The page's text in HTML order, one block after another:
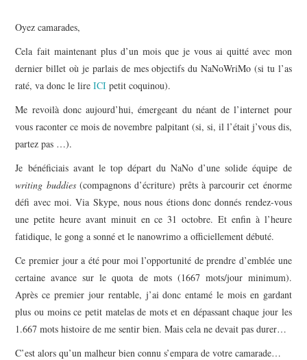
Oyez camarades,
Cela fait maintenant plus d’un mois que je vous ai quitté avec mon
dernier billet où je parlais de mes objectifs du NaNoWriMo (si tu l’as
raté, va donc le lireICI petit coquinou).
Me revoilà donc aujourd’hui, émergeant du néant de l’internet pour
vous raconter ce mois de novembre palpitant (si, si, il l’était j’vous dis,
partez pas …).
Je bénéficiais avant le top départ du NaNo d’une solide équipe de
writing buddies(compagnons d’écriture) prêts à parcourir cet énorme
défi avec moi. Via Skype, nous nous étions donc donnés rendez-vous
une petite heure avant minuit en ce 31 octobre. Et enfin à l’heure
fatidique, le gong a sonné et le nanowrimo a officiellement débuté.
Ce premier jour a été pour moi l’opportunité de prendre d’emblée une
certaine avance sur le quota de mots (1667 mots/jour minimum).
Après ce premier jour rentable, j’ai donc entamé le mois en gardant
plus ou moins ce petit matelas de mots et en dépassant chaque jour les
1.667 mots histoire de me sentir bien. Mais cela ne devait pas durer…
C’est alors qu’un malheur bien connu s’empara de votre camarade…